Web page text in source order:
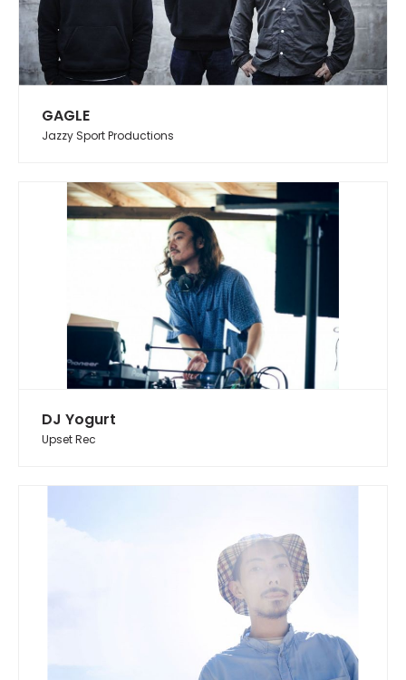
GAGLE
Jazzy Sport Productions
DJ Yogurt
Upset Rec